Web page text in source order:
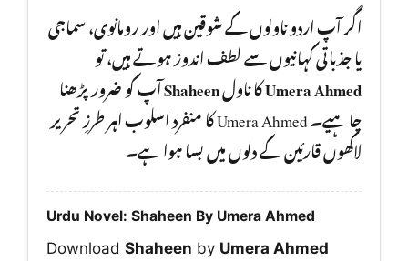
اگر آپ اردو ناولوں کے شوقین ہیں اور رومانوی، سماجی
یا جذباتی کہانیوں سے لطف اندوز ہوتے ہیں، تو
Umera Ahmedکا ناولShaheenآپ کو ضرور پڑھنا
چا ہیے۔ Umera Ahmed کا منفرد اسلوب اہر طرزِ تحریر
لاکھوں قارئین کے دلوں میں بسا ہوا ہے۔
Urdu Novel: Shaheen By Umera Ahmed
Download Shaheen by Umera Ahmed